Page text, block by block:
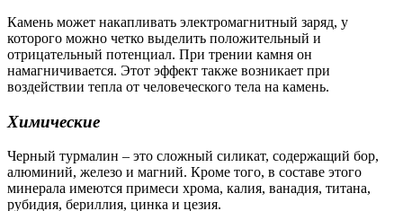
Камень может накапливать электромагнитный заряд, у
которого можно четко выделить положительный и
отрицательный потенциал. При трении камня он
намагничивается. Этот эффект также возникает при
воздействии тепла от человеческого тела на камень.
Химические
Черный турмалин – это сложный силикат, содержащий бор,
алюминий, железо и магний. Кроме того, в составе этого
минерала имеются примеси хрома, калия, ванадия, титана,
рубидия, бериллия, цинка и цезия.